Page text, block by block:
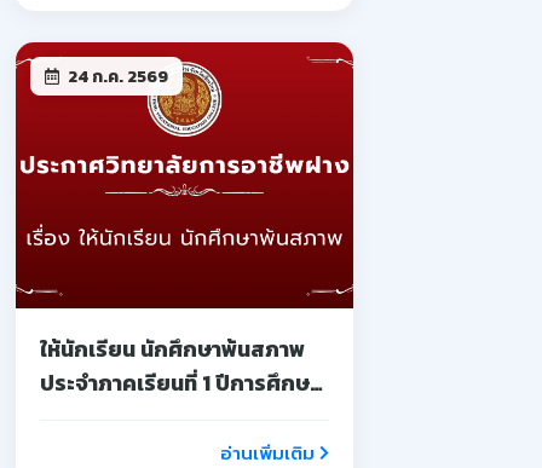
24 ก.ค. 2569
ให้นักเรียน นักศึกษาพ้นสภาพ
ประจำภาคเรียนที่ 1 ปีการศึกษา
อ่านเพิ่มเติม